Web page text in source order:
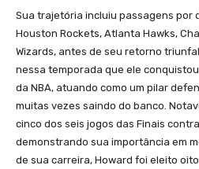
Sua trajetória incluiu passagens por
Houston Rockets, Atlanta Hawks,
Wizards, antes de seu retorno
nessa temporada que ele
da NBA, atuando como um pilar
muitas vezes saindo do banco.
cinco dos seis jogos das Finais
demonstrando sua importância em
de sua carreira, Howard foi eleito